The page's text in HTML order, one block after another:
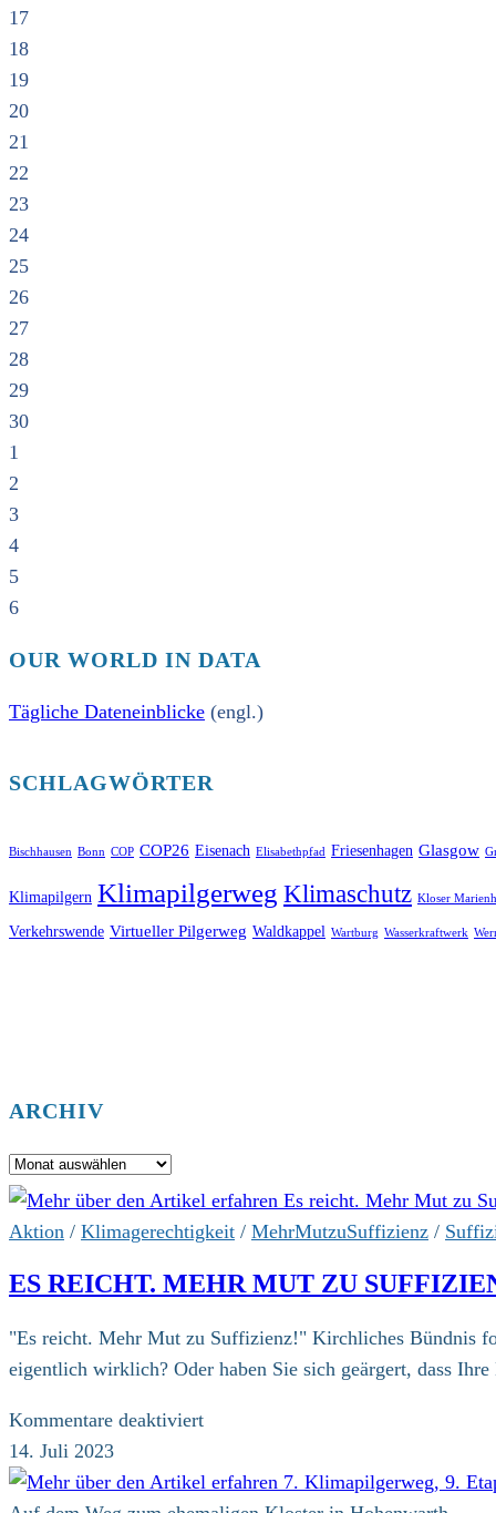
17
18
19
20
21
22
23
24
25
26
27
28
29
30
1
2
3
4
5
6
OUR WORLD IN DATA
Tägliche Dateneinblicke (engl.)
SCHLAGWÖRTER
Bischhausen Bonn COP COP26 Eisenach Elisabethpfad Friesenhagen Glasgow
Klimapilgern Klimapilgerweg Klimaschutz Kloser
Verkehrswende Virtueller Pilgerweg Waldkappel Wartburg Wasserkraftwerk
ARCHIV
Archiv
Aktion / Klimagerechtigkeit / MehrMutzuSuffizienz /
ES REICHT. MEHR MUT ZU
"Es reicht. Mehr Mut zu Suffizienz!" Kirchliches Bündnis
eigentlich wirklich? Oder haben Sie sich geärgert, dass
Kommentare deaktiviertfür
reicht.
14. Juli 2023